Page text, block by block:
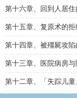
第十六章、回到人居
第十五章、复原术的
第十四章、被殭屍攻
第十三章、医院病房
第十二章、「失踪儿童